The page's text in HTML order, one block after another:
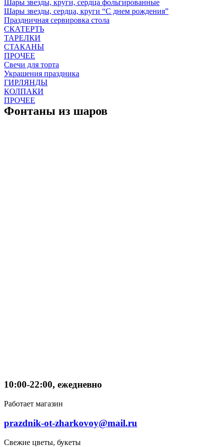
Шары звезды, круги, сердца фольгированные
Шары звезды, сердца, круги “С днем рождения”
Праздничная сервировка стола
СКАТЕРТЬ
ТАРЕЛКИ
СТАКАНЫ
ПРОЧЕЕ
Свечи для торта
Украшения праздника
ГИРЛЯНДЫ
КОЛПАКИ
ПРОЧЕЕ
Фонтаны из шаров
10:00-22:00, ежедневно
Работает магазин
prazdnik-ot-zharkovoy@mail.ru
Свежие цветы, букеты